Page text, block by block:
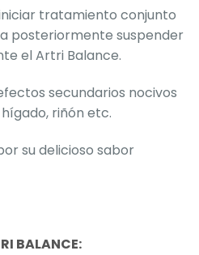
tratamiento conjunto
posteriormente suspender
el Artri Balance.
secundarios nocivos
riñón etc.
su delicioso sabor
BALANCE: